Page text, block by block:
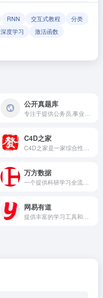
RNN 交互式教程
分类
深度学习
激活函数
公开真题库
C4D之家
万方数据
网易有道